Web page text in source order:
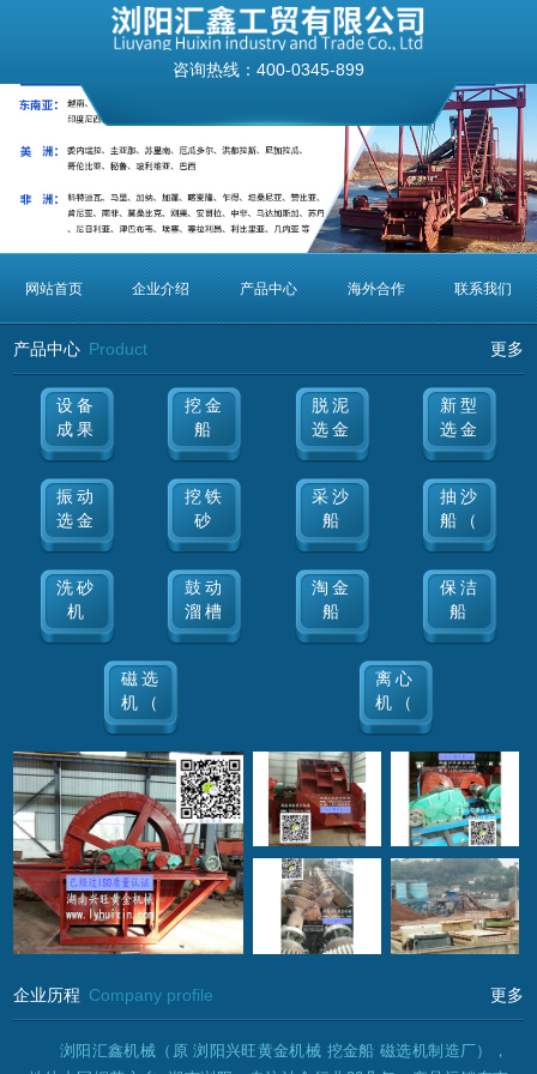
咨询热线： 400-0345-899
网站首页 企业介绍 产品中心 海外合作 联系我们
产品中心 Product 更多
设备
成果
挖金
船
脱泥
选金
新型
选金
振动
选金
挖铁
砂
采沙
船
抽沙
船（
洗砂
机
鼓动
溜槽
淘金
船
保洁
船
磁选
机（
离心
机（
企业历程 Company profile 更多
浏阳汇鑫机械（原 浏阳兴旺黄金机械 挖金船 磁选机制造厂）​，